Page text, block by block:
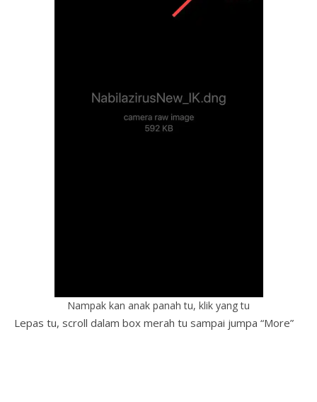
Nampak kan anak panah tu, klik yang tu
Lepas tu, scroll dalam box merah tu sampai jumpa “More”